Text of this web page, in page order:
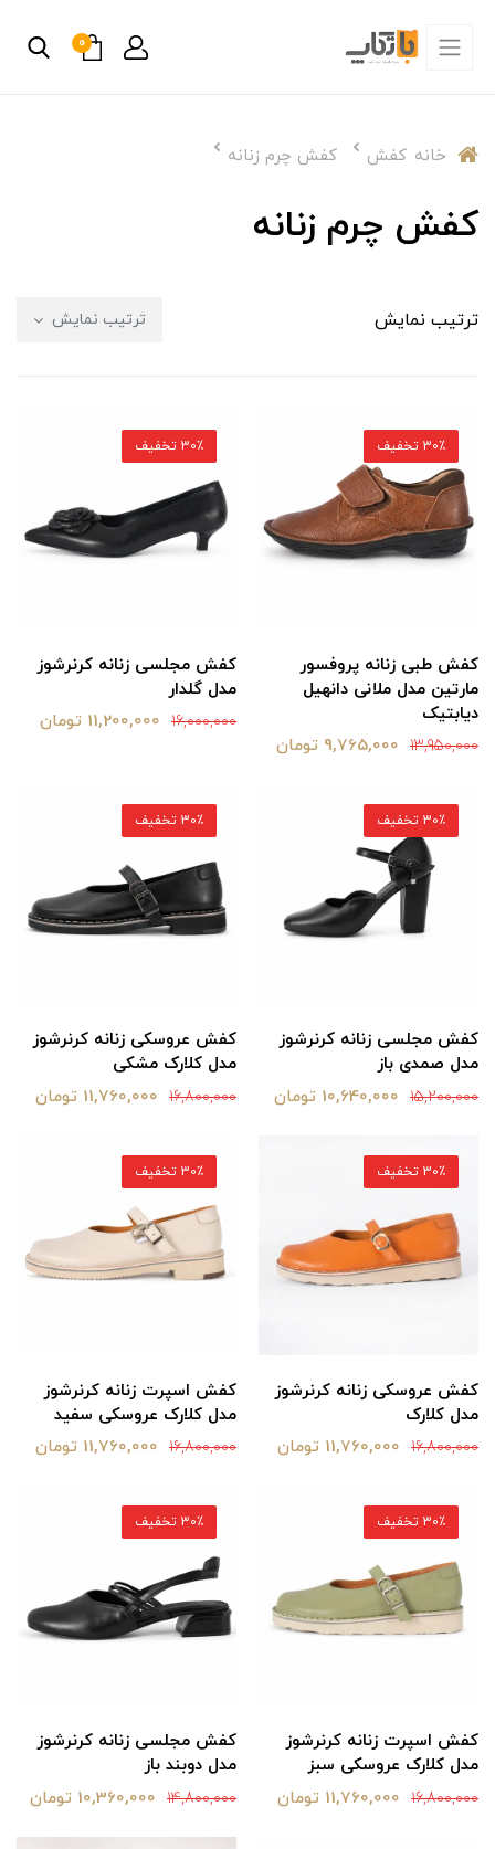
0
خانه کفش کفش چرم زنانه
کفش چرم زنانه
ترتیب نمایش ترتیب نمایش
کفش طبی زنانه پروفسور
مارتین مدل ملانی دانهیل
دیابتیک
13,950,000 9,765,000 تومان
30٪ تخفیف
کفش مجلسی زنانه کرنرشوز
مدل گلدار
16,000,000 11,200,000 تومان
30٪ تخفیف
کفش مجلسی زنانه کرنرشوز
مدل صمدی باز
15,200,000 10,640,000 تومان
30٪ تخفیف
کفش عروسکی زنانه کرنرشوز
مدل کلارک مشکی
16,800,000 11,760,000 تومان
30٪ تخفیف
کفش عروسکی زنانه کرنرشوز
مدل کلارک
16,800,000 11,760,000 تومان
30٪ تخفیف
کفش اسپرت زنانه کرنرشوز
مدل کلارک عروسکی سفید
16,800,000 11,760,000 تومان
30٪ تخفیف
کفش اسپرت زنانه کرنرشوز
مدل کلارک عروسکی سبز
16,800,000 11,760,000 تومان
30٪ تخفیف
کفش مجلسی زنانه کرنرشوز
مدل دوبند باز
14,800,000 10,360,000 تومان
30٪ تخفیف